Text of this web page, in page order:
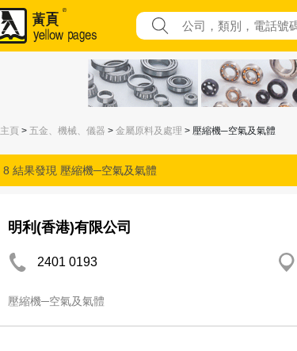
主頁 > 五金、機械、儀器 > 金屬原料及處理 > 壓縮機─空氣及氣體
8 結果發現 壓縮機─空氣及氣體
明利(香港)有限公司
2401 0193
壓縮機─空氣及氣體